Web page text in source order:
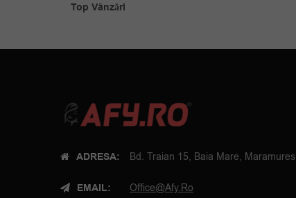
Top Vânzări
ADRESA: Bd. Traian 15, Baia Mare, Maramures
EMAIL: Office@afy.ro